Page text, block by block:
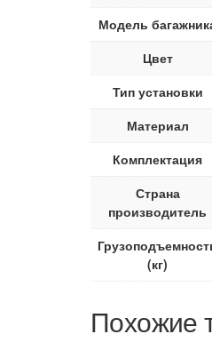
Модель
Цвет
Тип установки
Материал
Комплектация
Страна
производитель
(кг)
Похожие